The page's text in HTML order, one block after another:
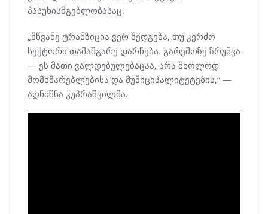
პასუხისმგებლობასაც.
„მწვანე ტრანზიცია ვერ შედგება, თუ კერძო
სექტორი თამაშგარე დარჩება. გარემოზე ზრუნვა
— ეს მათი ვალდებულებაცაა, არა მხოლოდ
მომხმარებლებისა და მუნიციპალიტეტების,“ —
აღნიშნა კუპრაშვილმა.